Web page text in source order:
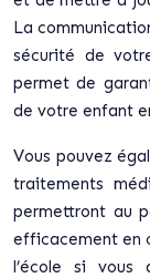
La
sécurité de
permet de
de votre enfant
Vous pouvez
traitements
permettront au
efficacement en
l’école si vous